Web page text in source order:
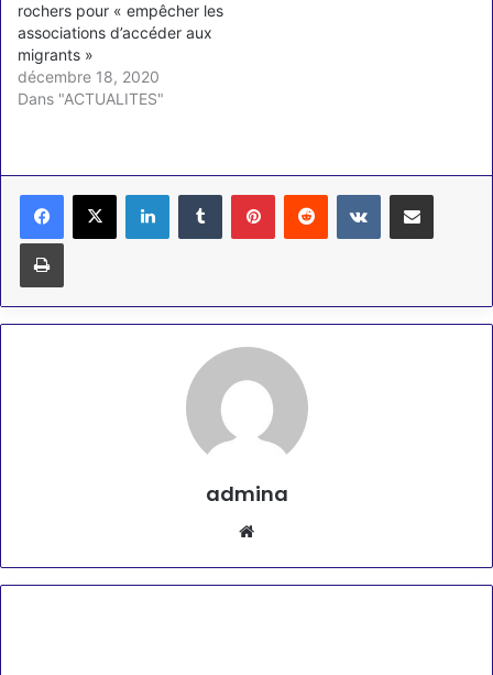
rochers pour « empêcher les
associations d’accéder aux
migrants »
décembre 18, 2020
Dans "ACTUALITES"
LinkedinTumblr PinterestReddit VKontaktePartager par email
Imprimer
admina